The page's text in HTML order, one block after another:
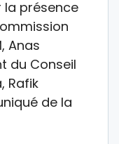
présence
Anas
du Conseil
Rafik
de la